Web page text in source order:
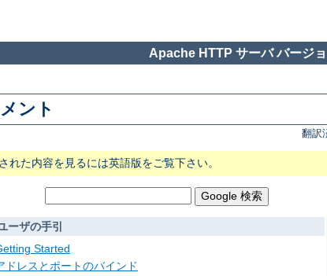
Apache HTTP サーバ バージ
ント
翻訳
た内容を見るには英語版をご覧下さい。
ーザの手引
Started
ドレスとポートのバインド